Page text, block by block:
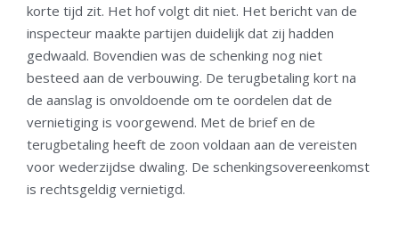
korte tijd zit. Het hof volgt dit niet. Het bericht van de
inspecteur maakte partijen duidelijk dat zij hadden
gedwaald. Bovendien was de schenking nog niet
besteed aan de verbouwing. De terugbetaling kort na
de aanslag is onvoldoende om te oordelen dat de
vernietiging is voorgewend. Met de brief en de
terugbetaling heeft de zoon voldaan aan de vereisten
voor wederzijdse dwaling. De schenkingsovereenkomst
is rechtsgeldig vernietigd.